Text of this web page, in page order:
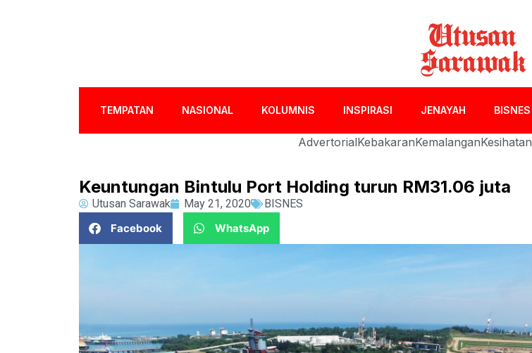
TEMPATAN NASIONAL KOLUMNIS INSPIRASI JENAYAH BISNES
AdvertorialKebakaranKemalanganKesihatan
Keuntungan Bintulu Port Holding turun RM31.06 juta
Utusan Sarawak May 21, 2020
BISNES
Facebook
WhatsApp